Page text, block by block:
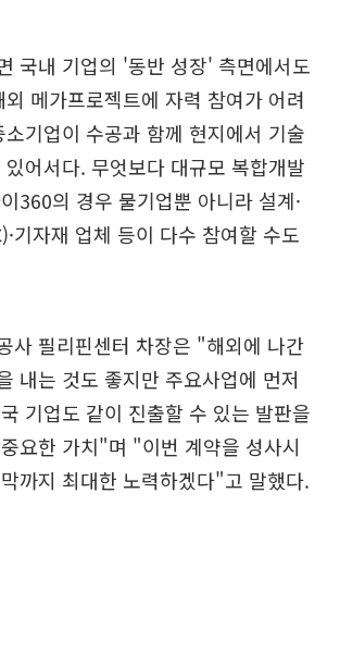
국내 기업의 '동반 성장' 측면에서도
메가프로젝트에 자력 참여가 어려
소기업이 수공과 함께 현지에서 기술
어서다. 무엇보다 대규모 복합개발
360의 경우 물기업뿐 아니라 설계·
기자재 업체 등이 다수 참여할 수도
사 필리핀센터 차장은 "해외에 나간
내는 것도 좋지만 주요사업에 먼저
기업도 같이 진출할 수 있는 발판을
요한 가치"며 "이번 계약을 성사시
까지 최대한 노력하겠다"고 말했다.